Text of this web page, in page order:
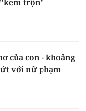
"kem trộn"
của con - khoảng
với nữ phạm